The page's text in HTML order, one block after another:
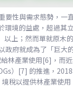
要性與需求態勢，一
環境的益處，超過其
以上；然而單就原木
政府就成為了「巨大
林產業使用[6]，而
）[7] 的推進，
境稅以提供林產業使用